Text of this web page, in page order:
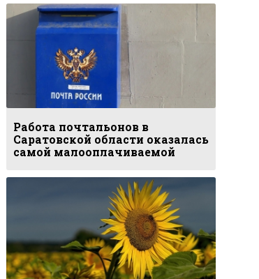
Работа почтальонов в
Саратовской области оказалась
самой малооплачиваемой